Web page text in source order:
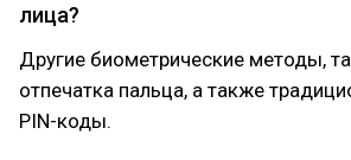
лица?
Другие биометрические методы,
отпечатка пальца, а также
PIN-коды.